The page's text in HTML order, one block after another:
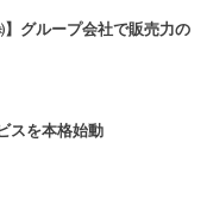
】グループ会社で販売力の
スを本格始動